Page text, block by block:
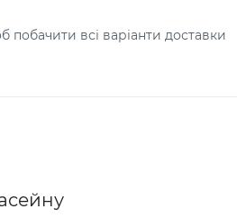
побачити всі варіанти доставки